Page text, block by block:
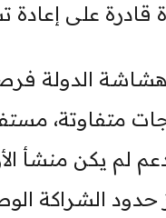
على إعادة
الدولة
متفاوتة،
الدعم لم يكن
الشراكة